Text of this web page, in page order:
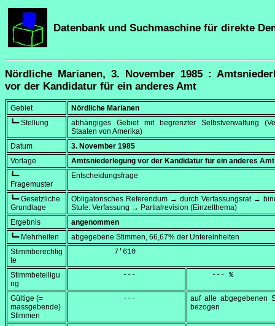
Datenbank und Suchmaschine für direkte
Nördliche Marianen, 3. November 1985 :
vor der Kandidatur für ein anderes Amt
Gebiet
Nördliche Marianen
┗━ Stellung
abhängiges Gebiet mit begrenzter Selbstverwaltung
Staaten von Amerika)
Datum
3. November 1985
Vorlage
Amtsniederlegung vor der Kandidatur für ein anderes Amt
┗━
Fragemuster
Entscheidungsfrage
┗━ Gesetzliche
Grundlage
Obligatorisches Referendum → durch Verfassungsrat →
Stufe: Verfassung → Partialrevision (Einzelthema)
Ergebnis
angenommen
┗━ Mehrheiten
abgegebene Stimmen, 66,67% der Untereinheiten
Stimmberechtig
te
          7'610
Stimmbeteiligu
ng
            ---
     --- %
Gültige (=
massgebende)
Stimmen
            ---
auf alle abgegebenen
bezogen